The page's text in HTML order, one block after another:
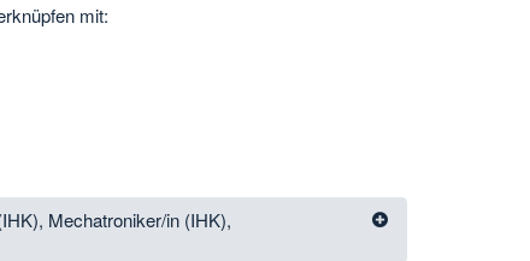
mit:
Mechatroniker/in (IHK),